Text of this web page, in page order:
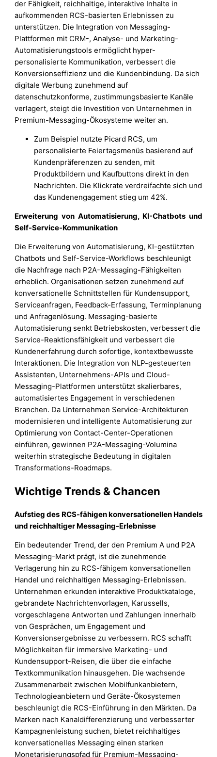
der Fähigkeit, reichhaltige, interaktive Inhalte in
aufkommenden RCS-basierten Erlebnissen zu
unterstützen. Die Integration von Messaging-
Plattformen mit CRM-, Analyse- und Marketing-
Automatisierungstools ermöglicht hyper-
personalisierte Kommunikation, verbessert die
Konversionseffizienz und die Kundenbindung. Da sich
digitale Werbung zunehmend auf
datenschutzkonforme, zustimmungsbasierte Kanäle
verlagert, steigt die Investition von Unternehmen in
Premium-Messaging-Ökosysteme weiter an.
Zum Beispiel nutzte Picard RCS, um
personalisierte Feiertagsmenüs basierend auf
Kundenpräferenzen zu senden, mit
Produktbildern und Kaufbuttons direkt in den
Nachrichten. Die Klickrate verdreifachte sich und
das Kundenengagement stieg um 42%.
Erweiterung von Automatisierung, KI-Chatbots und
Self-Service-Kommunikation
Die Erweiterung von Automatisierung, KI-gestützten
Chatbots und Self-Service-Workflows beschleunigt
die Nachfrage nach P2A-Messaging-Fähigkeiten
erheblich. Organisationen setzen zunehmend auf
konversationelle Schnittstellen für Kundensupport,
Serviceanfragen, Feedback-Erfassung, Terminplanung
und Anfragenlösung. Messaging-basierte
Automatisierung senkt Betriebskosten, verbessert die
Service-Reaktionsfähigkeit und verbessert die
Kundenerfahrung durch sofortige, kontextbewusste
Interaktionen. Die Integration von NLP-gesteuerten
Assistenten, Unternehmens-APIs und Cloud-
Messaging-Plattformen unterstützt skalierbares,
automatisiertes Engagement in verschiedenen
Branchen. Da Unternehmen Service-Architekturen
modernisieren und intelligente Automatisierung zur
Optimierung von Contact-Center-Operationen
einführen, gewinnen P2A-Messaging-Volumina
weiterhin strategische Bedeutung in digitalen
Transformations-Roadmaps.
Wichtige Trends & Chancen
Aufstieg des RCS-fähigen konversationellen Handels
und reichhaltiger Messaging-Erlebnisse
Ein bedeutender Trend, der den Premium A und P2A
Messaging-Markt prägt, ist die zunehmende
Verlagerung hin zu RCS-fähigem konversationellen
Handel und reichhaltigen Messaging-Erlebnissen.
Unternehmen erkunden interaktive Produktkataloge,
gebrandete Nachrichtenvorlagen, Karussells,
vorgeschlagene Antworten und Zahlungen innerhalb
von Gesprächen, um Engagement und
Konversionsergebnisse zu verbessern. RCS schafft
Möglichkeiten für immersive Marketing- und
Kundensupport-Reisen, die über die einfache
Textkommunikation hinausgehen. Die wachsende
Zusammenarbeit zwischen Mobilfunkanbietern,
Technologieanbietern und Geräte-Ökosystemen
beschleunigt die RCS-Einführung in den Märkten. Da
Marken nach Kanaldifferenzierung und verbesserter
Kampagnenleistung suchen, bietet reichhaltiges
konversationelles Messaging einen starken
Monetarisierungspfad für Premium-Messaging-